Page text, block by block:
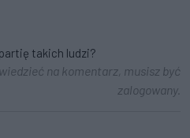
takich ludzi?
na komentarz, musisz być
zalogowany.